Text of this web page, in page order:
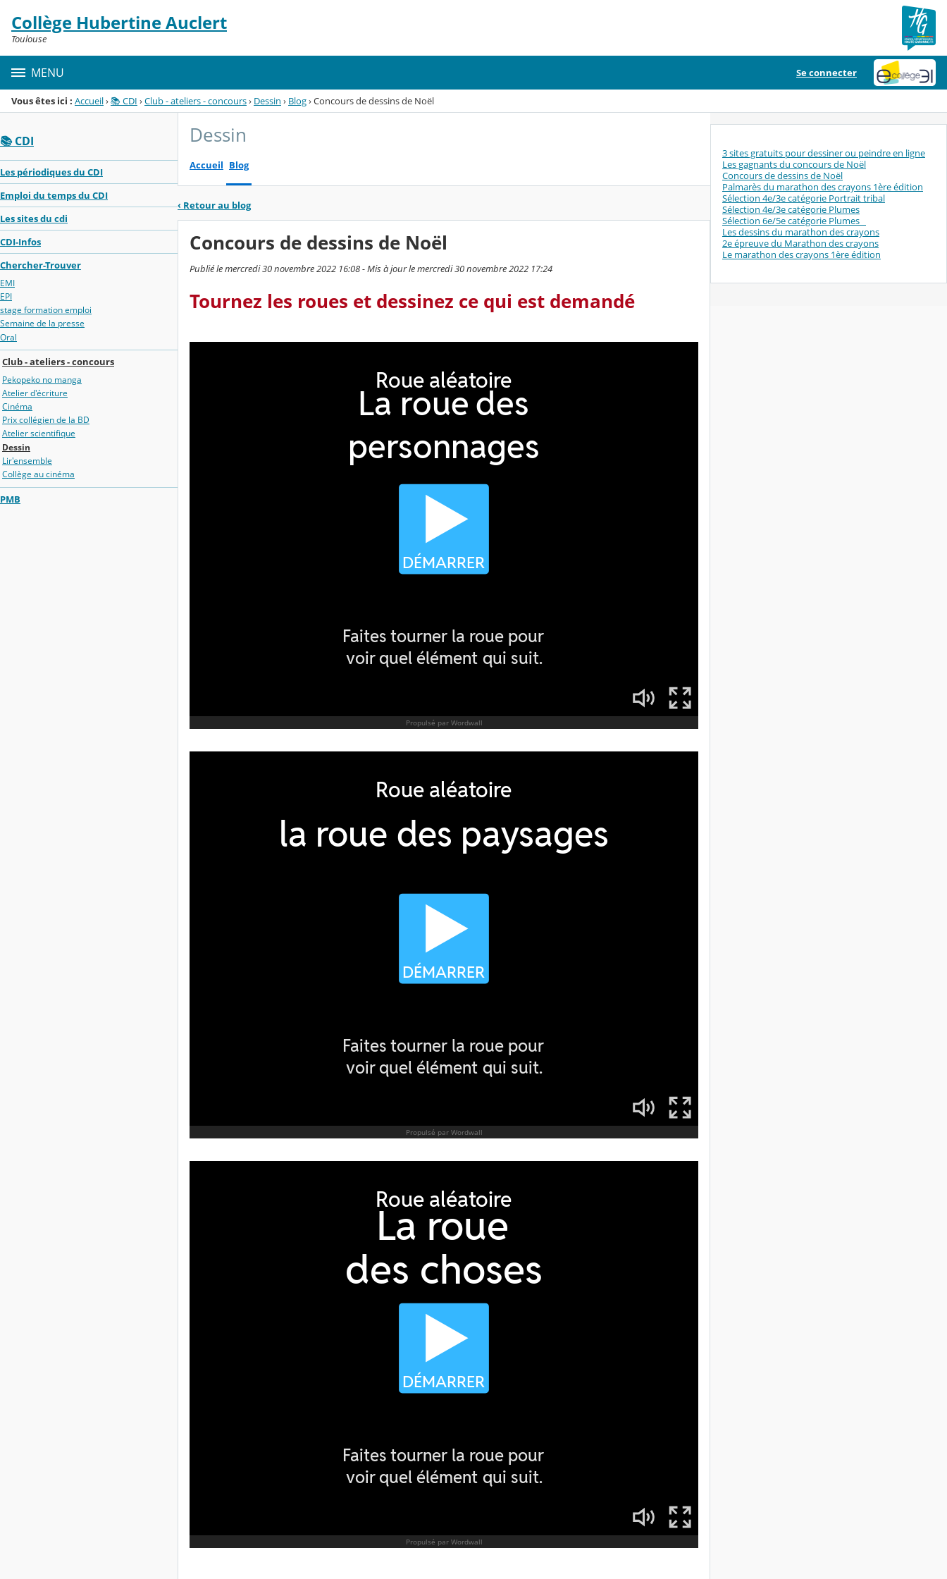
Menu de la rubrique
Contenu
Collège Hubertine Auclert
Toulouse
MENU Se connecter
Vous êtes ici : Accueil›📚 CDI ›Club - ateliers - concours› Dessin › Blog›Concours de dessins de Noël
📚 CDI
Les périodiques du CDI
Emploi du temps du CDI
Les sites du cdi
CDI-Infos
Chercher-Trouver
EMI
EPI
stage formation emploi
Semaine de la presse
Oral
Club - ateliers - concours
Pekopeko no manga
Atelier d'écriture
Cinéma
Prix collégien de la BD
Atelier scientifique
Dessin
Lir'ensemble
Collège au cinéma
PMB
Dessin
Accueil Blog
‹ Retour au blog
Concours de dessins de Noël
Publié le mercredi 30 novembre 2022 16:08 - Mis à jour le mercredi 30 novembre 2022 17:24
Tournez les roues et dessinez ce qui est demandé
3 sites gratuits pour dessiner ou peindre en ligne
Les gagnants du concours de Noël
Concours de dessins de Noël
Palmarès du marathon des crayons 1ère édition
Sélection 4e/3e catégorie Portrait tribal
Sélection 4e/3e catégorie Plumes
Sélection 6e/5e catégorie Plumes
Les dessins du marathon des crayons
2e épreuve du Marathon des crayons
Le marathon des crayons 1ère édition